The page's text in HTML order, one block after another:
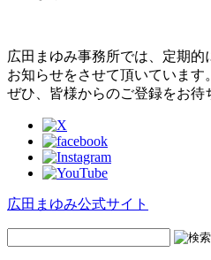
広田まゆみ事務所では、定期
お知らせをさせて頂いています。
ぜひ、皆様からのご登録をお待
広田まゆみ公式サイト